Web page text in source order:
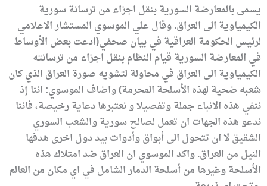
يسمى بالمعارضة السورية بنقل اجزاء من ترسانة سورية
الكيمياوية الى العراق. وقال علي الموسوي المستشار الاعلامي
لرئيس الحكومة العراقية في بيان صحفي(ادعت بعض الأوساط
في المعارضة السورية قيام النظام بنقل اجزاء من ترسانته
الكيمياوية الى العراق في محاولة لتشويه صورة العراق الذي كان
شعبه ضحية لهذه الأسلحة المحرمة) واضاف الموسوي: اننا إذ
ننفي هذه الانباء جملة وتفصيلا و نعتبرها دعاية رخيصة، فاننا
ندعو هذه الجهات ان تعمل لصالح سورية والشعب السوري
الشقيق لا ان تتحول الى أبواق وأدوات بيد دول اخرى هدفها
النيل من العراق. واكد الموسوي ان العراق ضد امتلاك هذه
الأسلحة وغيرها من أسلحة الدمار الشامل في اي مكان من العالم